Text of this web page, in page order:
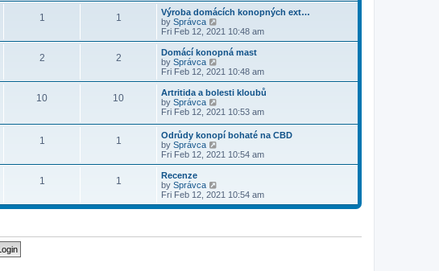
l
a
e
s
t
o
s
t
w
t
h
e
l
a
e
s
t
o
s
t
1 1
Výroba domácích konopných ext…
by Správca
i
e
w
t
h
l
a
t
e
s
t
o
s
Fri Feb 12, 2021 10:48 am
2 2
Domácí konopná mast
by Správca
i
e
w
h
l
a
e
s
o
s
Fri Feb 12, 2021 10:48 am
10 10
Artritida a bolesti kloubů
by Správca
i
w
t
h
e
e
s
o
Fri Feb 12, 2021 10:53 am
1 1
Odrůdy konopí bohaté na CBD
by Správca
i
e
h
l
e
Fri Feb 12, 2021 10:54 am
1 1
Recenze
by Správca
i
e
Fri Feb 12, 2021 10:54 am